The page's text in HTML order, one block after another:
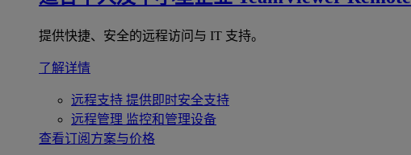
提供快捷、安全的远程访问与 IT 支持。
了解详情
远程支持 提供即时安全支持
远程管理 监控和管理设备
查看订阅方案与价格